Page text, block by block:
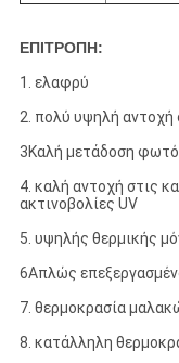
ΕΠΙΤΡΟΠΗ:
1. ελαφρύ
2. πολύ υψηλή αντοχή
3Καλή μετάδοση
4. καλή αντοχή στις
ακτινοβολίες UV
5. υψηλής θερμικής
6Απλώς
7. θερμοκρασία
8. κατάλληλη